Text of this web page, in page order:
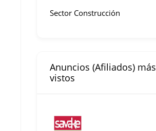
Sector Construcción
Anuncios (Afiliados) más
vistos